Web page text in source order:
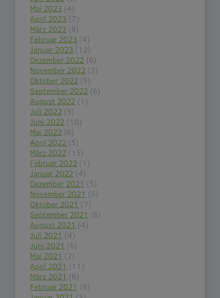
Mai 2023 (4)
April 2023 (7)
März 2023 (8)
Februar 2023 (4)
Januar 2023 (12)
Dezember 2022 (6)
November 2022 (3)
Oktober 2022 (5)
September 2022 (6)
August 2022 (1)
Juli 2022 (5)
Juni 2022 (10)
Mai 2022 (6)
April 2022 (5)
März 2022 (15)
Februar 2022 (1)
Januar 2022 (4)
Dezember 2021 (5)
November 2021 (5)
Oktober 2021 (7)
September 2021 (6)
August 2021 (4)
Juli 2021 (4)
Juni 2021 (6)
Mai 2021 (2)
April 2021 (11)
März 2021 (6)
Februar 2021 (8)